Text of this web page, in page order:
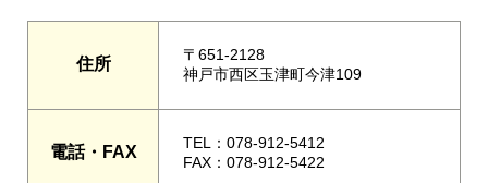
住所
〒651-2128
神戸市西区玉津町今津109
電話・FAX
TEL：078-912-5412
FAX：078-912-5422